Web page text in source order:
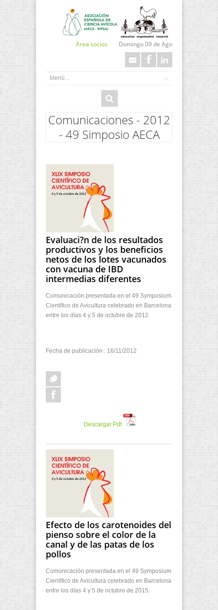
Área socios Domingo 09 de Ago
Comunicaciones - 2012
- 49 Simposio AECA
Evaluaci?n de los resultados
productivos y los beneficios
netos de los lotes vacunados
con vacuna de IBD
intermedias diferentes
Comunicación presentada en el 49 Symposium
Científico de Avicultura celebrado en Barcelona
entre los días 4 y 5 de octubre de 2012.
Fecha de publicación : 16/11/2012
Descargar Pdf
Efecto de los carotenoides del
pienso sobre el color de la
canal y de las patas de los
pollos
Comunicación presentada en el 49 Symposium
Científico de Avicultura celebrado en Barcelona
entre los días 4 y 5 de octubre de 2015.